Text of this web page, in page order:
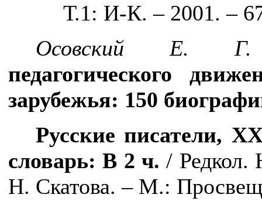
Т.1: И-К. – 2001. –
Осовский Е. Г.
педагогического
зарубежья: 150
Русские писатели,
словарь: В 2 ч. / Редкол.
Н. Скатова. – М.: